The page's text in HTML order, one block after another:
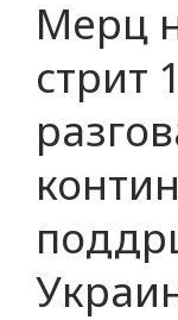
Мерц
стрит